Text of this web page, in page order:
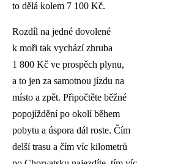
to dělá kolem 7 100 Kč.
Rozdíl na jedné dovolené
k moři tak vychází zhruba
1 800 Kč ve prospěch plynu,
a to jen za samotnou jízdu na
místo a zpět. Připočtěte běžné
popojíždění po okolí během
pobytu a úspora dál roste. Čím
delší trasu a čím víc kilometrů